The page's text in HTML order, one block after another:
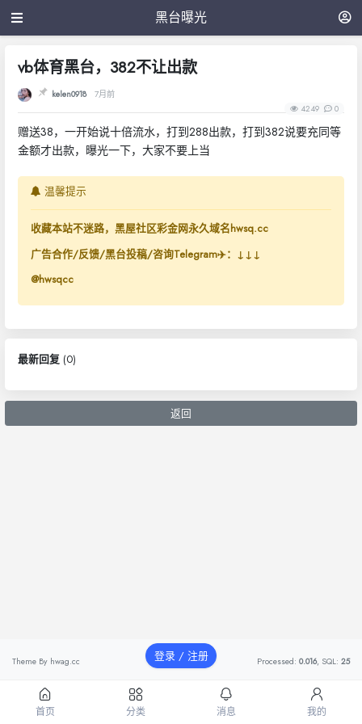
黑台曝光
vb体育黑台，382不让出款
kelen0918
7月前
4249
0
赠送38，一开始说十倍流水，打到288出款，打到382说要充同等
金额才出款，曝光一下，大家不要上当
温馨提示
收藏本站不迷路，黑屋社区彩金网永久域名hwsq.cc
广告合作/反馈/黑台投稿/咨询Telegram✈️：↓↓↓
@hwsqcc
最新回复 (0)
返回
Theme By hwag.cc Processed: 0.016, SQL: 25
首页 分类 消息 我的
登录 / 注册